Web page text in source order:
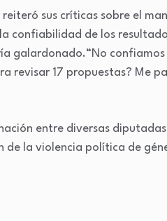
sus críticas sobre el
confiabilidad de los
galardonado.“No
revisar 17 propuestas? Me
entre diversas
de la violencia política de